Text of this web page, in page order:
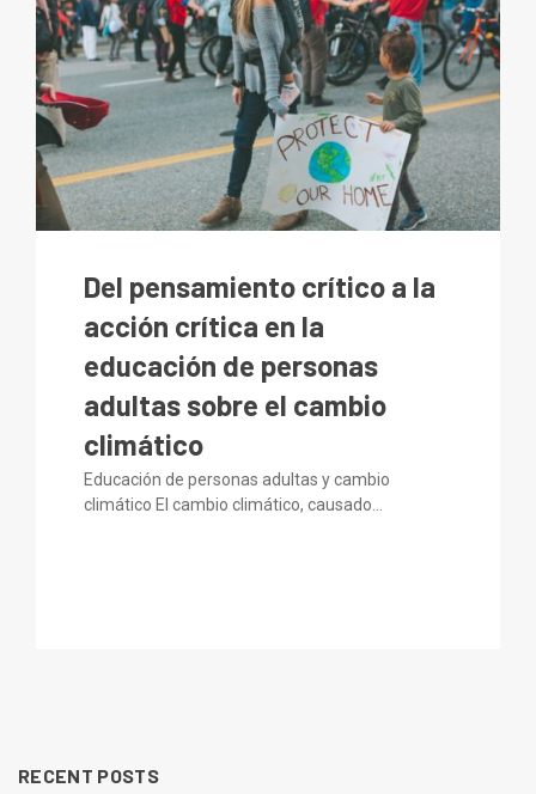
Del pensamiento crítico a la
acción crítica en la
educación de personas
adultas sobre el cambio
climático
Educación de personas adultas y cambio
climático El cambio climático, causado...
RECENT POSTS